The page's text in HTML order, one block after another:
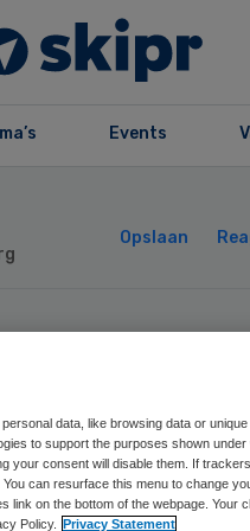
Events
Opslaan
data, like browsing data or unique
to support the purposes shown
your consent will disable them. If
can resurface this menu to change
link on the bottom of the webpage. Your
Policy. Privacy Statement